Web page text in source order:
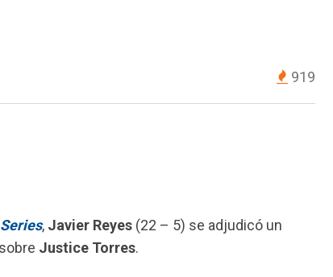
919
, Javier Reyes (22 – 5) se adjudicó un
Justice Torres.